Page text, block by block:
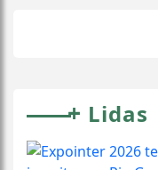
+ Lidas